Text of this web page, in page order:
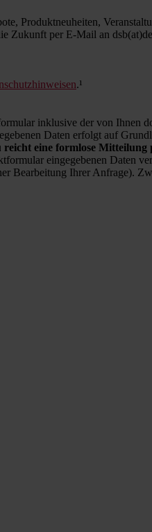
Produktneuheiten,
Zukunft per E-Mail an
.¹
inklusive der von Ihnen
Daten erfolgt auf
eine formlose Mitteilung
eingegebenen Daten
Bearbeitung Ihrer Anfrage).